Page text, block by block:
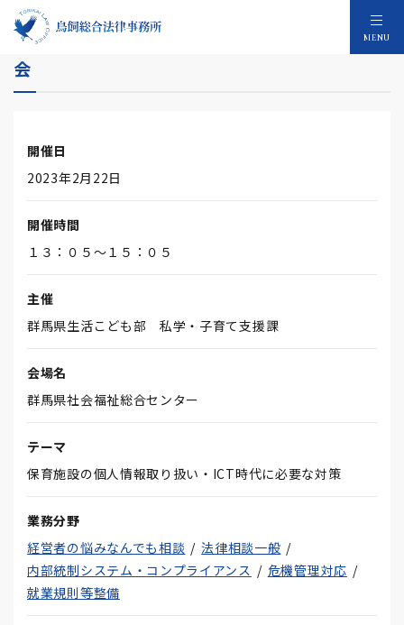
MENU
令和4年度群馬県教育・保育関係施設長研修
会
開催日
2023年2月22日
開催時間
１３：０５～１５：０５
主催
群馬県生活こども部 私学・子育て支援課
会場名
群馬県社会福祉総合センター
テーマ
保育施設の個人情報取り扱い・ICT時代に必要な対策
業務分野
経営者の悩みなんでも相談
法律相談一般
内部統制システム・コンプライアンス
危機管理対応
就業規則等整備